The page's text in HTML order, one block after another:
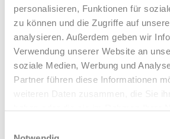
personalisieren, Funktionen für
zu können und die Zugriffe auf
analysieren. Außerdem geben wir
Verwendung unserer Website an
soziale Medien, Werbung und
Partner führen diese Informationen
weiteren Daten zusammen, die Sie